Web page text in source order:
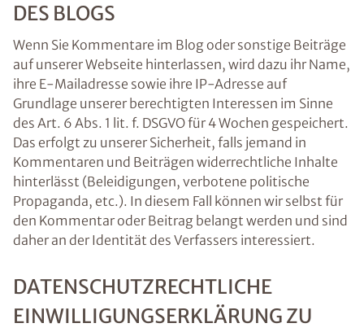
DES BLOGS
Wenn Sie Kommentare im Blog oder sonstige Beiträge
auf unserer Webseite hinterlassen, wird dazu ihr Name,
ihre E-Mailadresse sowie ihre IP-Adresse auf
Grundlage unserer berechtigten Interessen im Sinne
des Art. 6 Abs. 1 lit. f. DSGVO für 4 Wochen gespeichert.
Das erfolgt zu unserer Sicherheit, falls jemand in
Kommentaren und Beiträgen widerrechtliche Inhalte
hinterlässt (Beleidigungen, verbotene politische
Propaganda, etc.). In diesem Fall können wir selbst für
den Kommentar oder Beitrag belangt werden und sind
daher an der Identität des Verfassers interessiert.
DATENSCHUTZRECHTLICHE
EINWILLIGUNGSERKLÄRUNG ZU